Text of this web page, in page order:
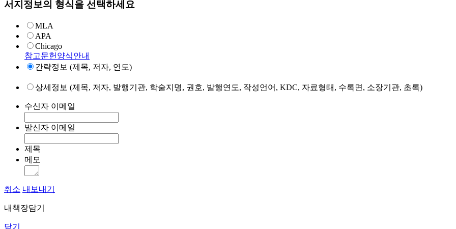
서지정보의 형식을 선택하세요
MLA
APA
Chicago
참고문헌양식안내
간략정보 (제목, 저자, 연도)
상세정보 (제목, 저자, 발행기관, 학술지명, 권호, 발행연도, 작성언어, KDC, 자료형태, 수록면, 소장기관, 초록)
수신자 이메일
발신자 이메일
제목
메모
취소 내보내기
내책장담기
닫기